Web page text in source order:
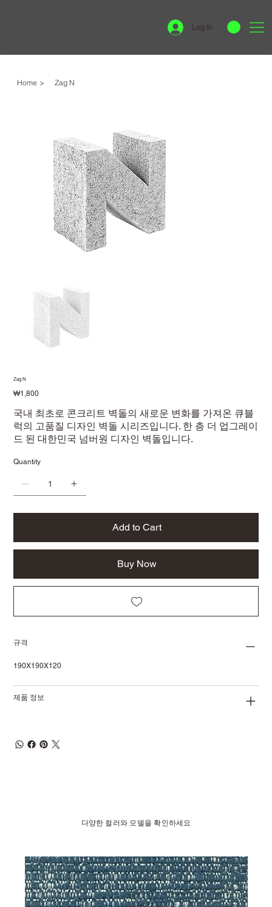
Log In
Home > Zag N
Zag N
Price
₩1,800
국내 최초로 콘크리트 벽돌의 새로운 변화를 가져온 큐블
럭의 고품질 디자인 벽돌 시리즈입니다. 한 층 더 업그레이
드 된 대한민국 넘버원 디자인 벽돌입니다.
Quantity
Add to Cart
Buy Now
규격
190X190X120
제품 정보
다양한 컬러와 모델을 확인하세요